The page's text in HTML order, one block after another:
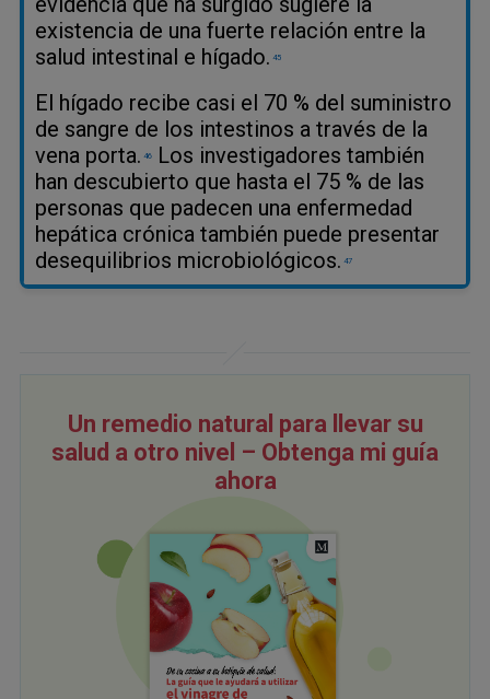
existencia de una fuerte relación entre la
salud intestinal e hígado. 45
El hígado recibe casi el 70 % del suministro
de sangre de los intestinos a través de la
vena porta. 46Los investigadores también
han descubierto que hasta el 75 % de las
personas que padecen una enfermedad
hepática crónica también puede presentar
desequilibrios microbiológicos. 47
Un remedio natural para llevar su
salud a otro nivel – Obtenga mi guía
ahora